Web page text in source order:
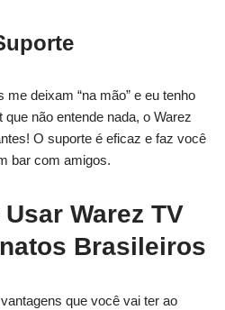
deixam “na mão” e eu tenho
não entende nada, o Warez
O suporte é eficaz e faz você
bar com amigos.
Warez TV
Brasileiros
que você vai ter ao